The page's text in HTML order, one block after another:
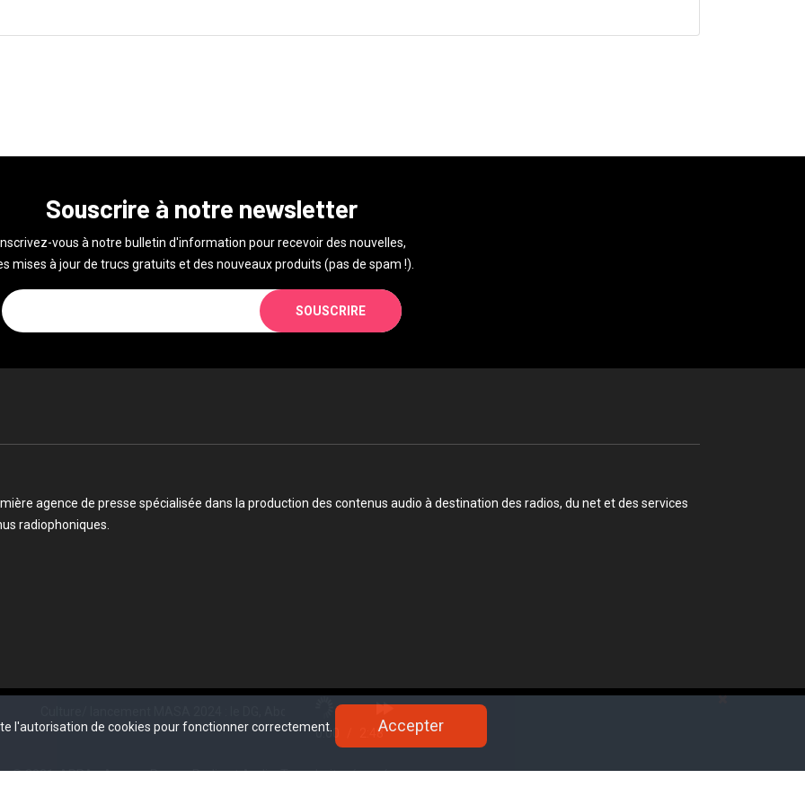
lancement MASA 2024 : le DG, Abou Kamaté appelle les populations à se mobiliser pour le MASA, comme à la CAN 2023
0:00
2:48
l'autorisation de cookies pour fonctionner correctement. Accepter
Souscrire à notre newsletter
vous à notre bulletin d'information pour recevoir des nouvelles,
mises à jour de trucs gratuits et des nouveaux produits (pas de spam !).
SOUSCRIRE
agence de presse spécialisée dans la production des contenus audio à destination des radios, du net et des services
radiophoniques.
© 2021, APRA - Agence Presse Radio et Audio. Tous droits réservé.
l'autorisation de cookies pour fonctionner correctement. Accepter